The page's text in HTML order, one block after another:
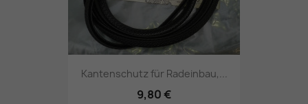
Kantenschutz für Radeinbau,...
9,80 €